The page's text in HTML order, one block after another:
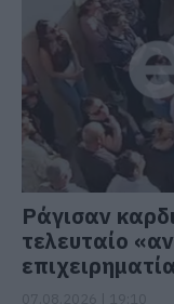
Ράγισαν
τελευταίο